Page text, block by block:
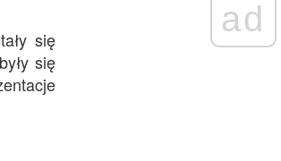
się
się
ad